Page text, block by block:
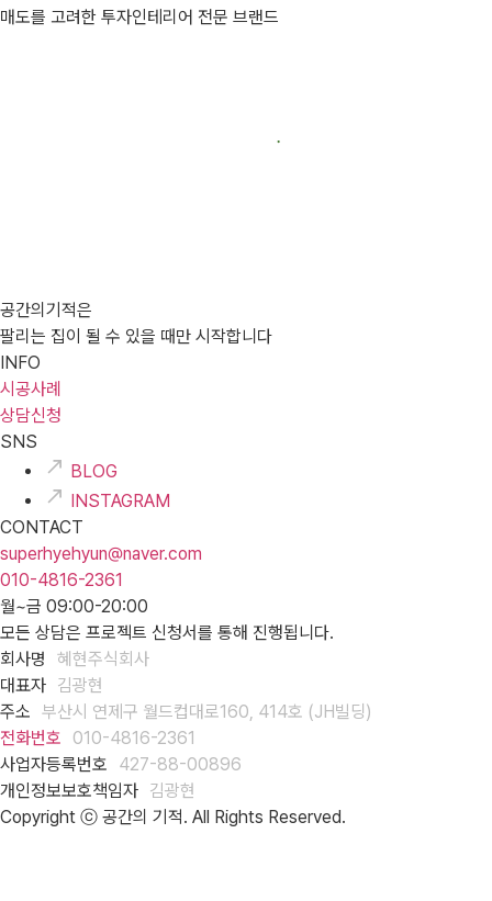
매도를 고려한 투자인테리어 전문 브랜드
공간의기적은
팔리는 집이 될 수 있을 때만 시작합니다
INFO
시공사례
상담신청
SNS
BLOG
INSTAGRAM
CONTACT
superhyehyun@naver.com
010-4816-2361
월~금 09:00-20:00
모든 상담은 프로젝트 신청서를 통해 진행됩니다.
회사명
혜현주식회사
대표자 김광현
주소 부산시 연제구 월드컵대로160, 414호 (JH빌딩)
전화번호
010-4816-2361
사업자등록번호
427-88-00896
개인정보보호책임자 김광현
Copyright ⓒ 공간의 기적. All Rights Reserved.